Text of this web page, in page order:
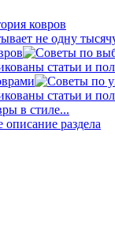
не одну
статьи и
статьи и
описание раздела